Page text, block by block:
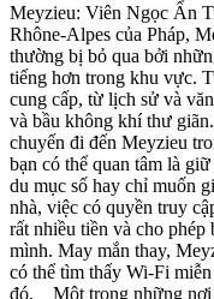
Meyzieu: Viên Ngọc Ẩn
Rhône-Alpes của Pháp,
thường bị bỏ qua bởi
tiếng hơn trong khu vực.
cung cấp, từ lịch sử và
và bầu không khí thư
chuyến đi đến Meyzieu
bạn có thể quan tâm là
du mục số hay chỉ muốn
nhà, việc có quyền truy
rất nhiều tiền và cho phép
mình. May mắn thay,
có thể tìm thấy Wi-Fi
đó. Một trong những nơi